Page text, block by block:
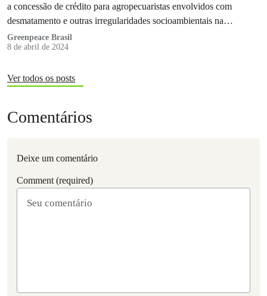
a concessão de crédito para agropecuaristas envolvidos com
desmatamento e outras irregularidades socioambientais na
Amazônia
Greenpeace Brasil
8 de abril de 2024
Ver todos os posts
Comentários
Deixe um comentário
Comment (required)